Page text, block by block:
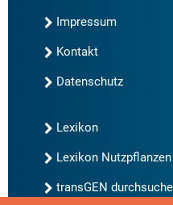
Impressum
Kontakt
Datenschutz
Lexikon
Lexikon Nutzpflanzen
transGEN